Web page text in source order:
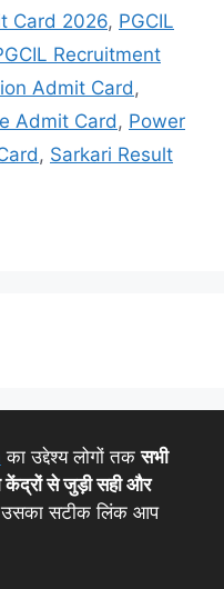
Card 2026, PGCIL
Recruitment
Admit Card ,
Admit Card, Power
, Sarkari Result
का उद्देश्य लोगों तकसभी
केंद्रों से जुड़ी सही और
उसका सटीक लिंक आप